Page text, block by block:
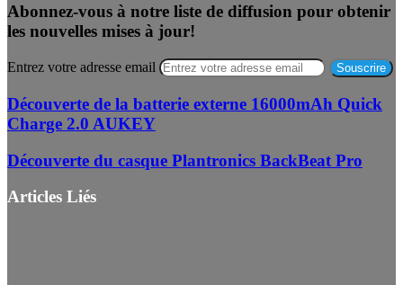
Abonnez-vous à notre liste de diffusion pour obtenir
les nouvelles mises à jour!
Entrez votre adresse email
Découverte de la batterie externe 16000mAh Quick
Charge 2.0 AUKEY
Découverte du casque Plantronics BackBeat Pro
Articles Liés